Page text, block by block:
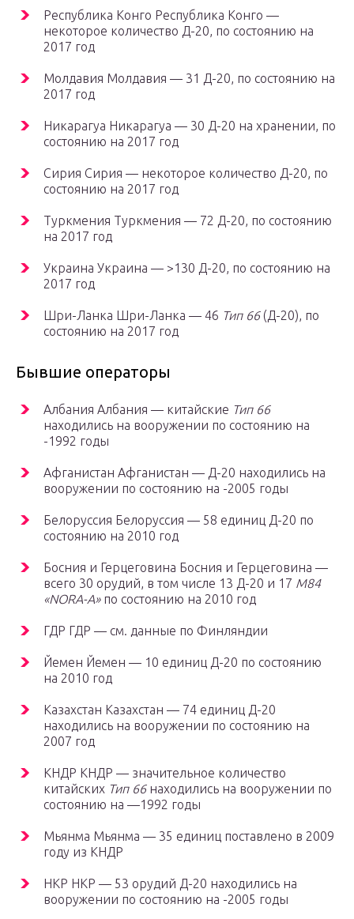
Республика Конго Республика Конго —
некоторое количество Д-20, по состоянию на
2017 год
Молдавия Молдавия — 31 Д-20, по состоянию на
2017 год
Никарагуа Никарагуа — 30 Д-20 на хранении, по
состоянию на 2017 год
Сирия Сирия — некоторое количество Д-20, по
состоянию на 2017 год
Туркмения Туркмения — 72 Д-20, по состоянию
на 2017 год
Украина Украина — >130 Д-20, по состоянию на
2017 год
Шри-Ланка Шри-Ланка — 46 Тип 66(Д-20), по
состоянию на 2017 год
Бывшие операторы
Албания Албания — китайские Тип 66
находились на вооружении по состоянию на
-1992 годы
Афганистан Афганистан — Д-20 находились на
вооружении по состоянию на -2005 годы
Белоруссия Белоруссия — 58 единиц Д-20 по
состоянию на 2010 год
Босния и Герцеговина Босния и Герцеговина —
всего 30 орудий, в том числе 13 Д-20 и 17 M84
«NORA-A»по состоянию на 2010 год
ГДР ГДР — см. данные по Финляндии
Йемен Йемен — 10 единиц Д-20 по состоянию
на 2010 год
Казахстан Казахстан — 74 единиц Д-20
находились на вооружении по состоянию на
2007 год
КНДР КНДР — значительное количество
китайских Тип 66находились на вооружении по
состоянию на —1992 годы
Мьянма Мьянма — 35 единиц поставлено в 2009
году из КНДР
НКР НКР — 53 орудий Д-20 находились на
вооружении по состоянию на -2005 годы